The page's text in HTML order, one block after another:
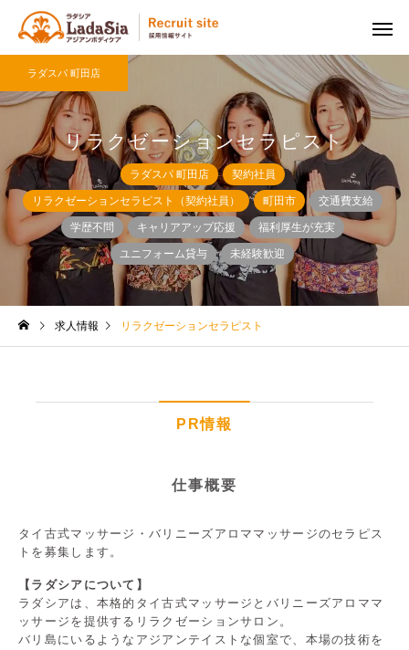
リラクゼーションセラピスト
ラダスパ 町田店
ラダスパ 町田店 契約社員
リラクゼーションセラピスト（契約社員） 町田市 交通費支給
学歴不問 キャリアアップ応援 福利厚生が充実
ユニフォーム貸与 未経験歓迎
求人情報 リラクゼーションセラピスト
PR情報
仕事概要
タイ古式マッサージ・バリニーズアロママッサージのセラピス
トを募集します。
【ラダシアについて】
ラダシアは、本格的タイ古式マッサージとバリニーズアロママ
ッサージを提供するリラクゼーションサロン。
バリ島にいるようなアジアンテイストな個室で、本場の技術を